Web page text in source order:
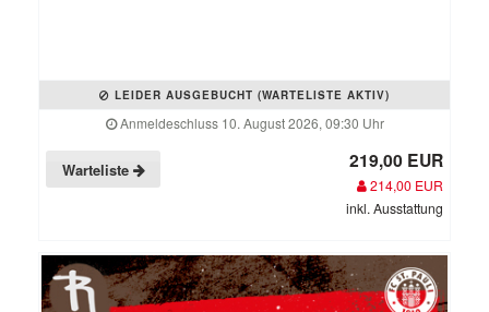
LEIDER AUSGEBUCHT (WARTELISTE AKTIV)
Anmeldeschluss 10. August 2026, 09:30 Uhr
Warteliste 219,00 EUR
214,00 EUR
inkl. Ausstattung